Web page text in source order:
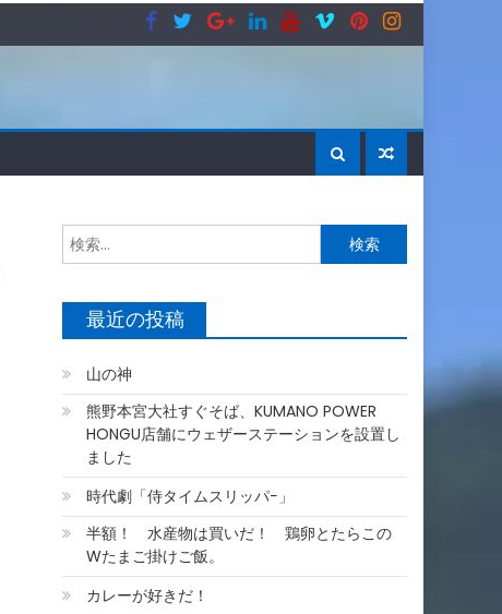
索:
最近の投稿
山の神
熊野本宮大社すぐそば、KUMANO POWER
HONGU店舗にウェザーステーションを設置し
ました
時代劇「侍タイムスリッパ−」
半額！ 水産物は買いだ！ 鶏卵とたらこの
Wたまご掛けご飯。
カレーが好きだ！